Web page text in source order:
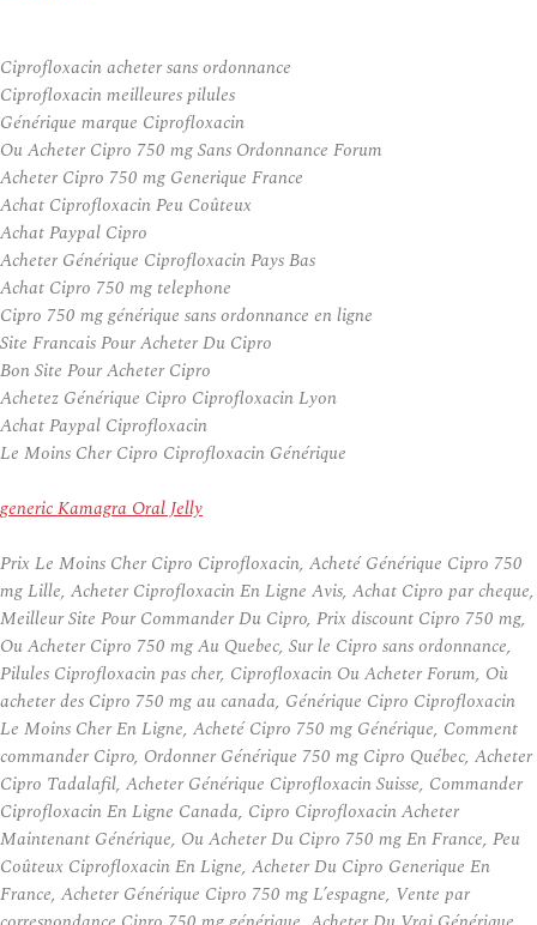
Ciprofloxacin acheter sans ordonnance
Ciprofloxacin meilleures pilules
Générique marque Ciprofloxacin
Ou Acheter Cipro 750 mg Sans Ordonnance Forum
Acheter Cipro 750 mg Generique France
Achat Ciprofloxacin Peu Coûteux
Achat Paypal Cipro
Acheter Générique Ciprofloxacin Pays Bas
Achat Cipro 750 mg telephone
Cipro 750 mg générique sans ordonnance en ligne
Site Francais Pour Acheter Du Cipro
Bon Site Pour Acheter Cipro
Achetez Générique Cipro Ciprofloxacin Lyon
Achat Paypal Ciprofloxacin
Le Moins Cher Cipro Ciprofloxacin Générique
generic Kamagra Oral Jelly
Prix Le Moins Cher Cipro Ciprofloxacin, Acheté Générique Cipro 750
mg Lille, Acheter Ciprofloxacin En Ligne Avis, Achat Cipro par cheque,
Meilleur Site Pour Commander Du Cipro, Prix discount Cipro 750 mg,
Ou Acheter Cipro 750 mg Au Quebec, Sur le Cipro sans ordonnance,
Pilules Ciprofloxacin pas cher, Ciprofloxacin Ou Acheter Forum, Où
acheter des Cipro 750 mg au canada, Générique Cipro Ciprofloxacin
Le Moins Cher En Ligne, Acheté Cipro 750 mg Générique, Comment
commander Cipro, Ordonner Générique 750 mg Cipro Québec, Acheter
Cipro Tadalafil, Acheter Générique Ciprofloxacin Suisse, Commander
Ciprofloxacin En Ligne Canada, Cipro Ciprofloxacin Acheter
Maintenant Générique, Ou Acheter Du Cipro 750 mg En France, Peu
Coûteux Ciprofloxacin En Ligne, Acheter Du Cipro Generique En
France, Acheter Générique Cipro 750 mg L’espagne, Vente par